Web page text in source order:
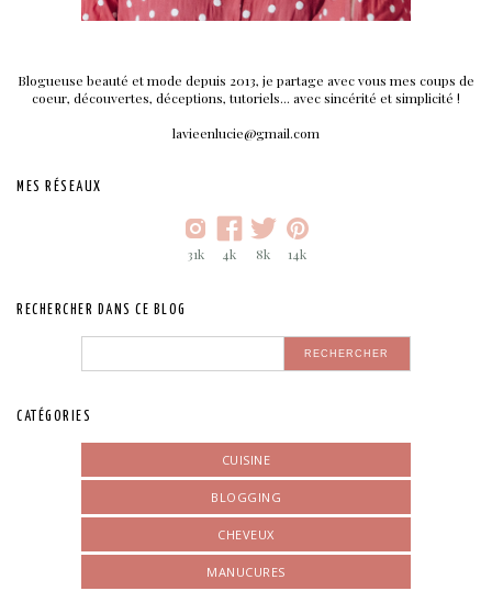
Blogueuse beauté et mode depuis 2013, je partage avec vous mes coups de
coeur, découvertes, déceptions, tutoriels... avec sincérité et simplicité !
lavieenlucie@gmail.com
MES RÉSEAUX
31k 4k 8k 14k
RECHERCHER DANS CE BLOG
CATÉGORIES
CUISINE
BLOGGING
CHEVEUX
MANUCURES